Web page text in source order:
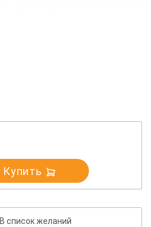
Купить
В список желаний